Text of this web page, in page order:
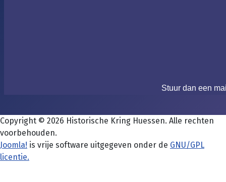
Stuur dan een
Copyright © 2026 Historische Kring Huessen. Alle rechten
voorbehouden.
Joomla! is vrije software uitgegeven onder de GNU/GPL
licentie.